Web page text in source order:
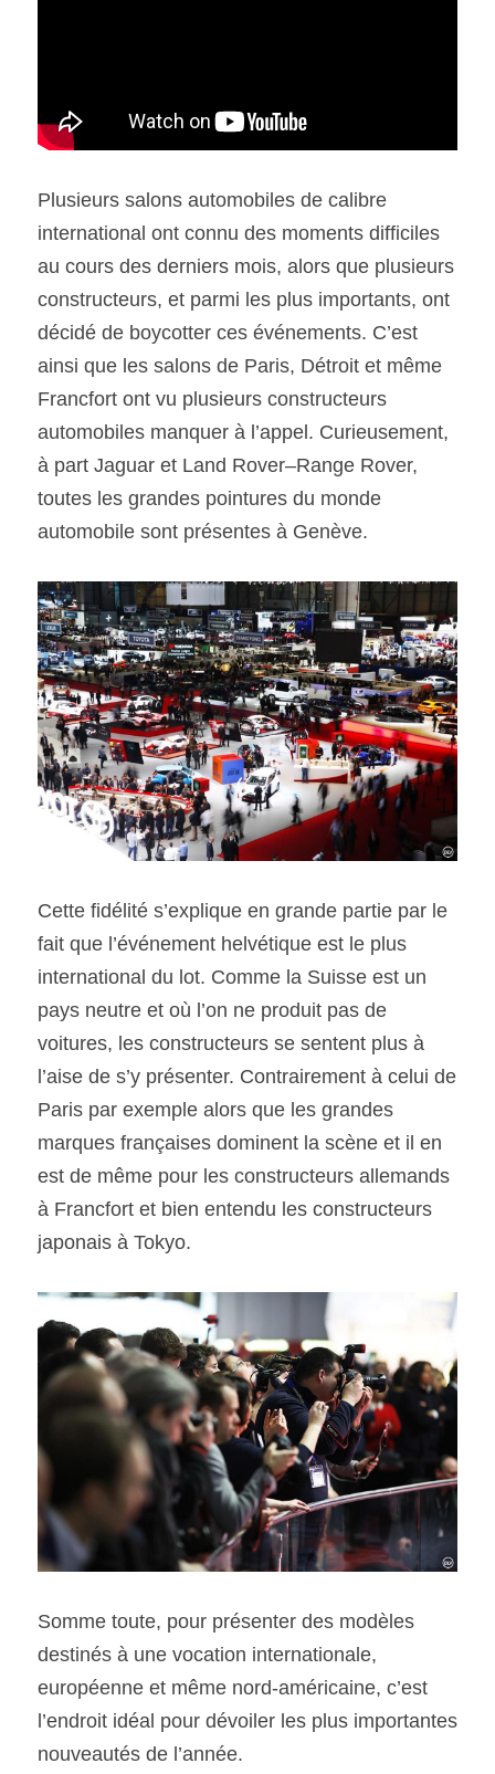
Plusieurs salons automobiles de calibre
international ont connu des moments difficiles
au cours des derniers mois, alors que plusieurs
constructeurs, et parmi les plus importants, ont
décidé de boycotter ces événements. C’est
ainsi que les salons de Paris, Détroit et même
Francfort ont vu plusieurs constructeurs
automobiles manquer à l’appel. Curieusement,
à part Jaguar et Land Rover–Range Rover,
toutes les grandes pointures du monde
automobile sont présentes à Genève.
Cette fidélité s’explique en grande partie par le
fait que l’événement helvétique est le plus
international du lot. Comme la Suisse est un
pays neutre et où l’on ne produit pas de
voitures, les constructeurs se sentent plus à
l’aise de s’y présenter. Contrairement à celui de
Paris par exemple alors que les grandes
marques françaises dominent la scène et il en
est de même pour les constructeurs allemands
à Francfort et bien entendu les constructeurs
japonais à Tokyo.
Somme toute, pour présenter des modèles
destinés à une vocation internationale,
européenne et même nord-américaine, c’est
l’endroit idéal pour dévoiler les plus importantes
nouveautés de l’année.